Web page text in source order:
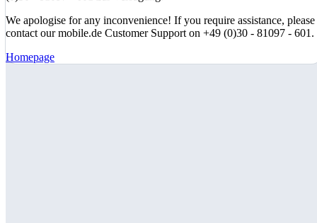
We apologise for any inconvenience! If you require assistance, please
contact our mobile.de Customer Support on +49 (0)30 - 81097 - 601.
Homepage